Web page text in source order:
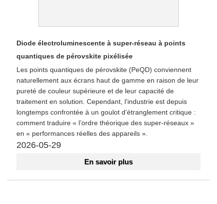
Diode électroluminescente à super-réseau à points
quantiques de pérovskite pixélisée
Les points quantiques de pérovskite (PeQD) conviennent
naturellement aux écrans haut de gamme en raison de leur
pureté de couleur supérieure et de leur capacité de
traitement en solution. Cependant, l’industrie est depuis
longtemps confrontée à un goulot d’étranglement critique :
comment traduire « l’ordre théorique des super-réseaux »
en « performances réelles des appareils ».
2026-05-29
En savoir plus